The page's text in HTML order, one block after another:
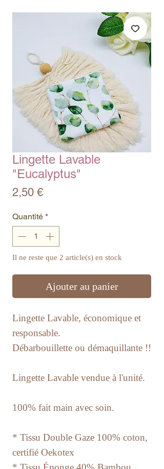
Lingette Lavable
"Eucalyptus"
2,50 €Prix
Quantité *
Il ne reste que 2 article(s) en stock
Ajouter au panier
Lingette Lavable, économique et
responsable.
​Débarbouillette ou démaquillante !!
Lingette Lavable vendue à l'unité.
100% fait main avec soin.
* Tissu Double Gaze 100% coton,
certifié Oekotex